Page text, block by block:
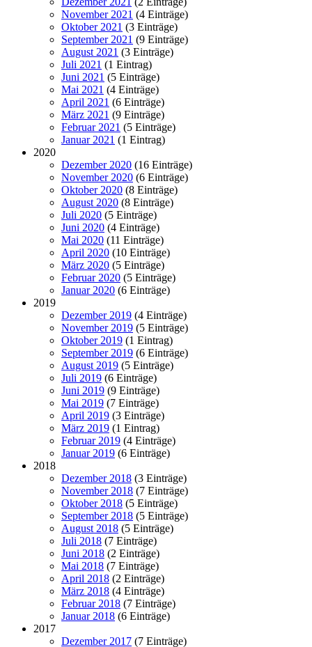
November 2021 (4 Einträge)
Oktober 2021 (3 Einträge)
September 2021 (9 Einträge)
August 2021 (3 Einträge)
Juli 2021 (1 Eintrag)
Juni 2021 (5 Einträge)
Mai 2021 (4 Einträge)
April 2021 (6 Einträge)
März 2021 (9 Einträge)
Februar 2021 (5 Einträge)
Januar 2021 (1 Eintrag)
2020
Dezember 2020 (16 Einträge)
November 2020 (6 Einträge)
Oktober 2020 (8 Einträge)
August 2020 (8 Einträge)
Juli 2020 (5 Einträge)
Juni 2020 (4 Einträge)
Mai 2020 (11 Einträge)
April 2020 (10 Einträge)
März 2020 (5 Einträge)
Februar 2020 (5 Einträge)
Januar 2020 (6 Einträge)
2019
Dezember 2019 (4 Einträge)
November 2019 (5 Einträge)
Oktober 2019 (1 Eintrag)
September 2019 (6 Einträge)
August 2019 (5 Einträge)
Juli 2019 (6 Einträge)
Juni 2019 (9 Einträge)
Mai 2019 (7 Einträge)
April 2019 (3 Einträge)
März 2019 (1 Eintrag)
Februar 2019 (4 Einträge)
Januar 2019 (6 Einträge)
2018
Dezember 2018 (3 Einträge)
November 2018 (7 Einträge)
Oktober 2018 (5 Einträge)
September 2018 (5 Einträge)
August 2018 (5 Einträge)
Juli 2018 (7 Einträge)
Juni 2018 (2 Einträge)
Mai 2018 (7 Einträge)
April 2018 (2 Einträge)
März 2018 (4 Einträge)
Februar 2018 (7 Einträge)
Januar 2018 (6 Einträge)
2017
Dezember 2017 (7 Einträge)